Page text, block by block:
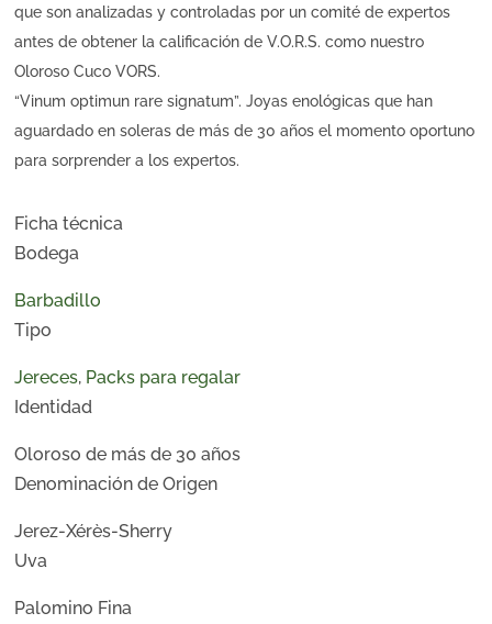
que son analizadas y controladas por un comité de expertos
antes de obtener la calificación de V.O.R.S. como nuestro
Oloroso Cuco VORS.
“Vinum optimun rare signatum”. Joyas enológicas que han
aguardado en soleras de más de 30 años el momento oportuno
para sorprender a los expertos.
Ficha técnica
Bodega
Barbadillo
Tipo
Jereces, Packs para regalar
Identidad
Oloroso de más de 30 años
Denominación de Origen
Jerez-Xérès-Sherry
Uva
Palomino Fina